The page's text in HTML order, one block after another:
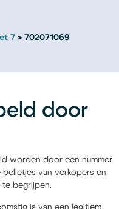
7 702071069
door
worden door een nummer
van verkopers en
te begrijpen.
is van een legitiem